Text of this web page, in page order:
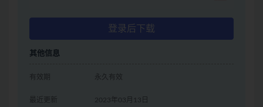
登录后下载
其他信息
有效期 永久有效
最近更新 2023年03月13日